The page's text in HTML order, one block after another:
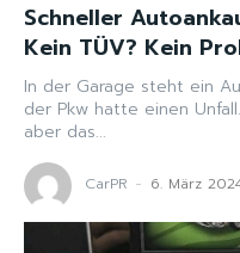
Schneller
Kein TÜV? Kein
In der Garage steht ein
der Pkw hatte einen
aber das...
CarPR - 6. März